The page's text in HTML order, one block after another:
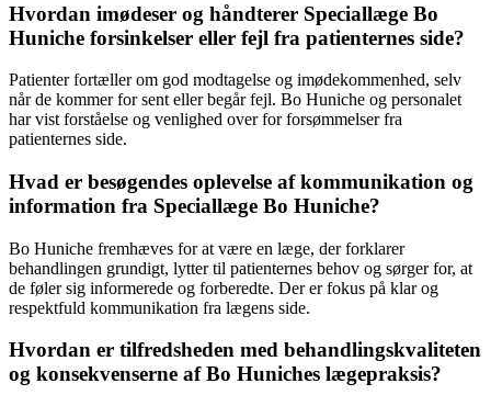
Hvordan imødeser og håndterer Speciallæge Bo
Huniche forsinkelser eller fejl fra patienternes side?
Patienter fortæller om god modtagelse og imødekommenhed, selv
når de kommer for sent eller begår fejl. Bo Huniche og personalet
har vist forståelse og venlighed over for forsømmelser fra
patienternes side.
Hvad er besøgendes oplevelse af kommunikation og
information fra Speciallæge Bo Huniche?
Bo Huniche fremhæves for at være en læge, der forklarer
behandlingen grundigt, lytter til patienternes behov og sørger for, at
de føler sig informerede og forberedte. Der er fokus på klar og
respektfuld kommunikation fra lægens side.
Hvordan er tilfredsheden med behandlingskvaliteten
og konsekvenserne af Bo Huniches lægepraksis?